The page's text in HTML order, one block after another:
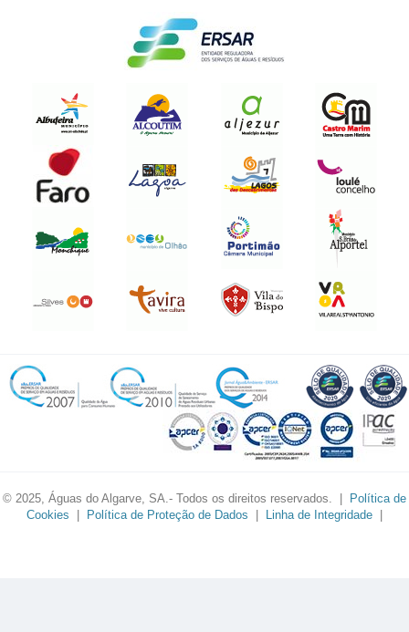
© 2025, Águas do Algarve, SA.- Todos os direitos reservados. |
Política de
Cookies
Política de Proteção de Dados Linha de Integridade